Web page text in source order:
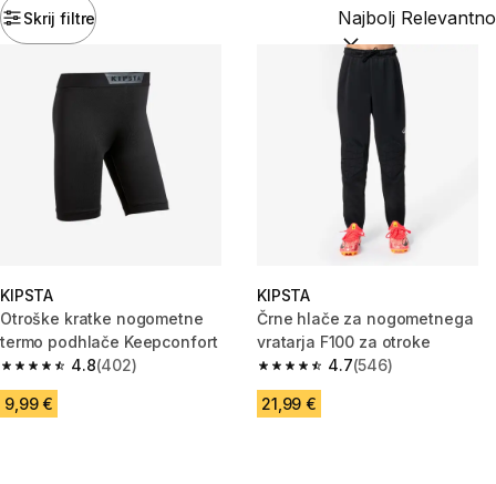
Skrij filtre Razvrsti po:
KIPSTA
Otroške kratke nogometne
termo podhlače Keepconfort
4.8
4.8 od 5 zvezdic from 402 ocene
(402)
9,99 €
KIPSTA
Črne hlače za nogometnega
vratarja F100 za otroke
4.7
4.7 od 5 zvezdic from 546
(546)
21,99 €